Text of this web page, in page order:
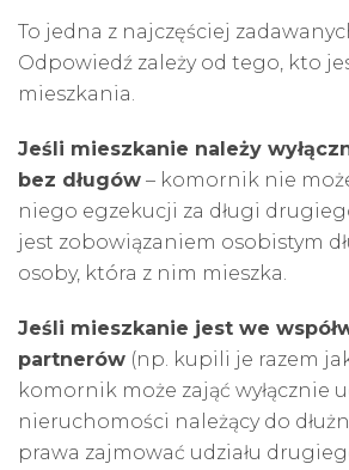
To jedna z najczęściej
Odpowiedź zależy od tego, kto
mieszkania.
Jeśli mieszkanie należy
bez długów – komornik nie
niego egzekucji za długi
jest zobowiązaniem osobistym
osoby, która z nim mieszka.
Jeśli mieszkanie jest we
partnerów (np. kupili je razem
komornik może zająć wyłącznie
nieruchomości należący do
prawa zajmować udziału